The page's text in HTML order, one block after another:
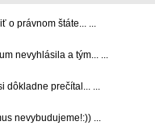
právnom štáte... ...
nevyhlásila a tým... ...
prečítal... ...
nevybudujeme!:)) ...